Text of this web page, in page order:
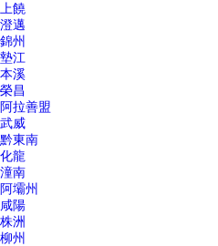
上饒
澄邁
錦州
墊江
本溪
榮昌
阿拉善盟
武威
黔東南
化龍
潼南
阿壩州
咸陽
株洲
柳州